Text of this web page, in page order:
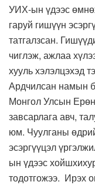
УИХ-ын үдээс
гаруй гишүүн
татгалзсан.
чиглэж, ажлаа
хууль хэлэлцэхэд
Ардчилсан намын
Монгол Улсын
завсарлага авч,
юм. Чуулганы
эсэргүүцэл
ын үдээс
тодотгожээ. Ирэх